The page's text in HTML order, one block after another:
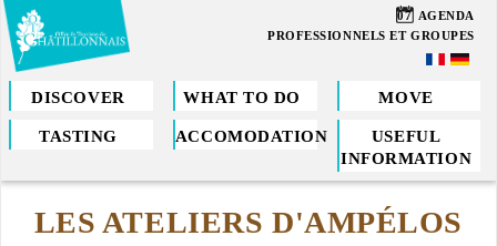
Skip
to
main
content
07 AGENDA
PROFESSIONNELS ET GROUPES
DISCOVER WHAT TO DO MOVE
TASTING ACCOMODATION
USEFUL
INFORMATION
You
are
hereLES ATELIERS D'AMPÉLOS